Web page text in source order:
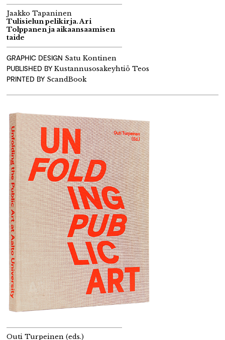
Jaakko Tapaninen
Tulisielun pelikirja. Ari
Tolppanen ja aikaansaamisen
taide
GRAPHIC DESIGN Satu Kontinen
PUBLISHED BY Kustannusosakeyhtiö Teos
PRINTED BY ScandBook
Outi Turpeinen (eds.)